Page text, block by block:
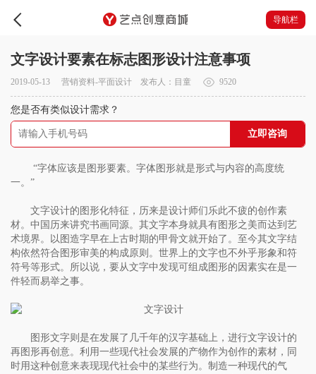
导航栏
文字设计要素在标志图形设计注意事项
2019-05-13 营销资料-平面设计 发布人：目童 9520
您是否有类似设计需求？
立即咨询
“字体应该是图形要素。字体图形就是形式与内容的高度统
一。”
文字设计的图形化特征，历来是设计师们乐此不疲的创作素
材。中国历来讲究书画同源。其文字本身就具有图形之美而达到艺
术境界。以图造字早在上古时期的甲骨文就开始了。至今其文字结
构依然符合图形审美的构成原则。世界上的文字也不外乎形象和符
符号等形式。所以说，要从文字中发现可组成图形的因素实在是一
件轻而易举之事。
图形文字则是在发展了几千年的汉字基础上，进行文字设计的
再图形再创意。利用一些现代社会发展的产物作为创作的素材，同
时用这种创意来表现现代社会中的某些行为。制造一种现代的气